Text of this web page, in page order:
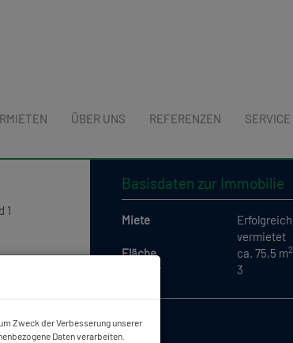
ÜBER UNS REFERENZEN SERVICE
Basisdaten zur Immobilie
Miete
Erfolgreich
vermietet
Fläche
ca. 75,5 m2
3
Zweck der Verbesserung unserer
Daten verarbeiten.